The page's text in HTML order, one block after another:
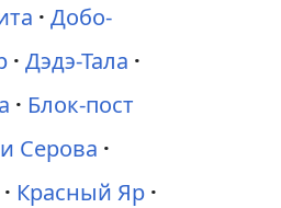
Добо-
Дэдэ-Тала
Блок-пост
Серова
Красный Яр